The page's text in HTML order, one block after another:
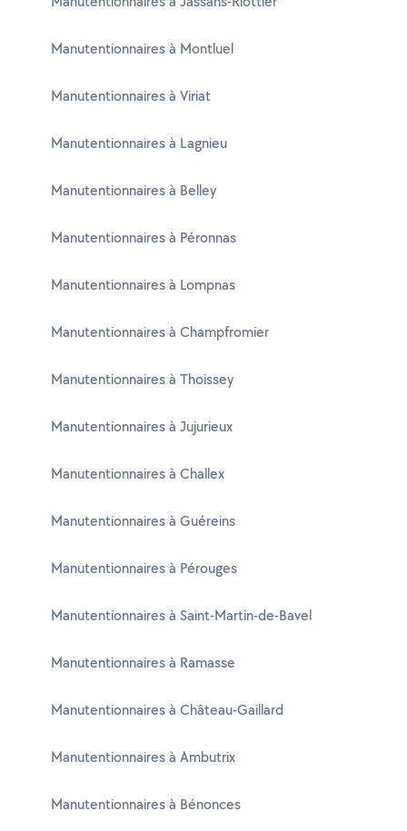
Manutentionnaires à Montluel
Manutentionnaires à Viriat
Manutentionnaires à Lagnieu
Manutentionnaires à Belley
Manutentionnaires à Péronnas
Manutentionnaires à Lompnas
Manutentionnaires à Champfromier
Manutentionnaires à Thoissey
Manutentionnaires à Jujurieux
Manutentionnaires à Challex
Manutentionnaires à Guéreins
Manutentionnaires à Pérouges
Manutentionnaires à Saint-Martin-de-Bavel
Manutentionnaires à Ramasse
Manutentionnaires à Château-Gaillard
Manutentionnaires à Ambutrix
Manutentionnaires à Bénonces